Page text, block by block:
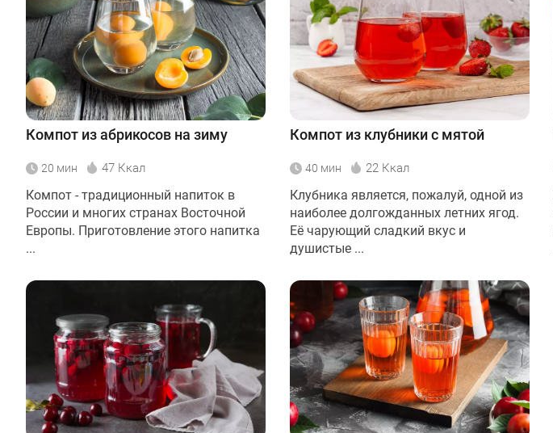
Компот из абрикосов на зиму
20 мин 47 Ккал
Компот - традиционный напиток в
России и многих странах Восточной
Европы. Приготовление этого напитка
...
Компот из клубники с мятой
40 мин 22 Ккал
Клубника является, пожалуй, одной из
наиболее долгожданных летних ягод.
Её чарующий сладкий вкус и
душистые ...